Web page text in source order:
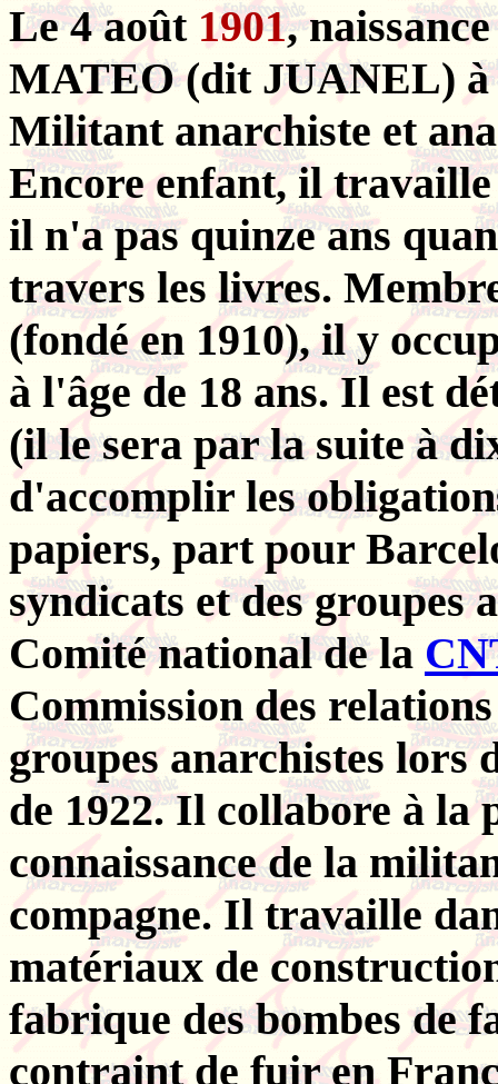
Le 4 août 1901,
MATEO (dit JUANEL) à
Militant anarchiste et
Encore enfant, il travaille
il n'a pas quinze ans
travers les livres.
(fondé en 1910), il y
à l'âge de 18 ans. Il est
(il le sera par la suite à
d'accomplir les
papiers, part pour
syndicats et des groupes
Comité national de la
Commission des
groupes anarchistes lors
de 1922. Il collabore à la
connaissance de la
compagne. Il travaille
matériaux de
fabrique des bombes de
contraint de fuir en